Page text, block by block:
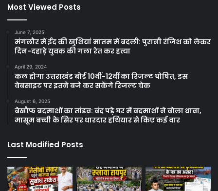
Most Viewed Posts
June 7, 2025
मंगलौर में ईद की खुशियां मातम में बदली: पुरानी रंजिश को लेकर
दिन-दहाड़े युवक की गला रेत कर हत्या
April 29, 2024
कल होगा उत्तराखंड बोर्ड 10वीं-12वीं का रिजल्ट घोषित, इस
वेबसाइट पर इतने बजे कर सकेंगे रिजल्ट चेक
August 6, 2025
बेखौफ बदमाशों का तांडव: बंद पड़े घर में बदमाशों ने बोला धावा,
मासूम बच्ची के सिर पर धारदार हथियार से किए कई वार
Last Modified Posts